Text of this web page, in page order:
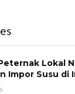
Lokal
Impor Susu di